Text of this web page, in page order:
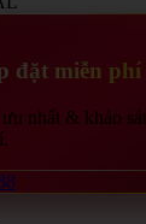
đặt miễn phí
nhất & khảo